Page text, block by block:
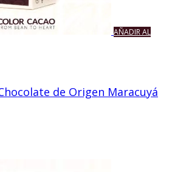
AÑADIR AL
de Origen Maracuyá